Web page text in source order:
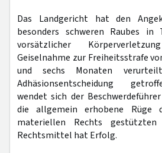
Das Landgericht hat den
besonders schweren Raubes
vorsätzlicher
Geiselnahme zur Freiheitsstrafe
und sechs Monaten
Adhäsionsentscheidung
wendet sich der
die allgemein erhobene Rüge
materiellen Rechts gestützten
Rechtsmittel hat Erfolg.